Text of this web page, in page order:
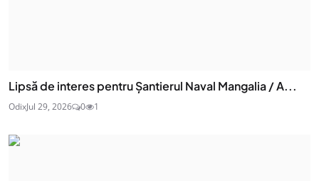
Lipsă de interes pentru Șantierul Naval Mangalia / A...
OdixJul 29, 2026 0 1